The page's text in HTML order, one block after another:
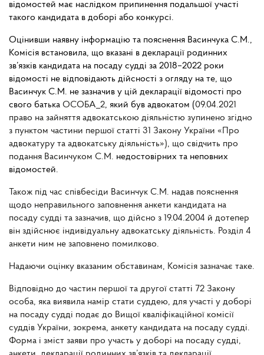
відомостей має наслідком припинення подальшої участі
такого кандидата в доборі або конкурсі.
Оцінивши наявну інформацію та пояснення Васинчука С.М.,
Комісія встановила, що вказані в декларації родинних
зв’язків кандидата на посаду судді за 2018–2022 роки
відомості не відповідають дійсності з огляду на те, що
Васинчук С.М. не зазначив у цій декларації відомості про
свого батька ОСОБА_2, який був адвокатом (09.04.2021
право на зайняття адвокатською діяльністю зупинено згідно
з пунктом частини першої статті 31 Закону України «Про
адвокатуру та адвокатську діяльність»), що свідчить про
подання Васинчуком С.М. недостовірних та неповних
відомостей.
Також під час співбесіди Васинчук С.М. надав пояснення
щодо неправильного заповнення анкети кандидата на
посаду судді та зазначив, що дійсно з 19.04.2004 й дотепер
він здійснює індивідуальну адвокатську діяльність. Розділ 4
анкети ним не заповнено помилково.
Надаючи оцінку вказаним обставинам, Комісія зазначає таке.
Відповідно до частин першої та другої статті 72 Закону
особа, яка виявила намір стати суддею, для участі у доборі
на посаду судді подає до Вищої кваліфікаційної комісії
суддів України, зокрема, анкету кандидата на посаду судді.
Форма і зміст заяви про участь у доборі на посаду судді,